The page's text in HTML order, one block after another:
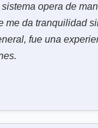
opera de
me da tranquilidad
fue una